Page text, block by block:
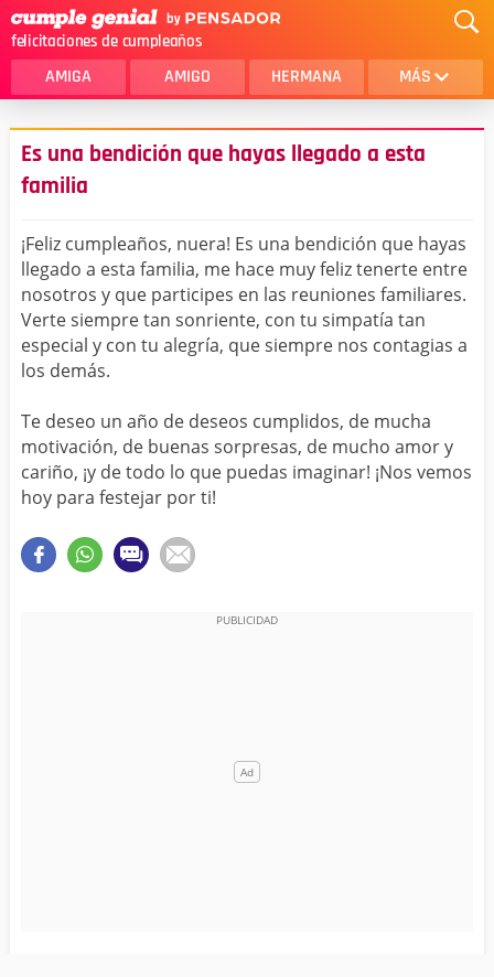
felicitaciones de cumpleaños
AMIGA AMIGO HERMANA MÁS
MAMA
AMOR
CRISTIANOS
HERMANO
HIJO
NOVIA
ESPOSO
PAPA
HOMBRE
ALGUIEN ESPECIAL
PRIMO
TODAS LAS CATEGORÍAS
Es una bendición que hayas llegado a esta
familia
¡Feliz cumpleaños, nuera! Es una bendición que hayas
llegado a esta familia, me hace muy feliz tenerte entre
nosotros y que participes en las reuniones familiares.
Verte siempre tan sonriente, con tu simpatía tan
especial y con tu alegría, que siempre nos contagias a
los demás.
Te deseo un año de deseos cumplidos, de mucha
motivación, de buenas sorpresas, de mucho amor y
cariño, ¡y de todo lo que puedas imaginar! ¡Nos vemos
hoy para festejar por ti!